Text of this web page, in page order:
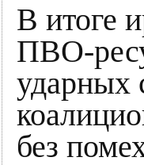
В итоге
ПВО-
ударных
без